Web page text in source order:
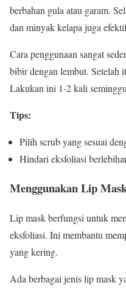
berbahan gula atau garam.
dan minyak kelapa juga
Cara penggunaan sangat
bibir dengan lembut. Setelah
Lakukan ini 1-2 kali
Tips:
Pilih scrub yang sesuai
Hindari eksfoliasi
Menggunakan Lip
Lip mask berfungsi untuk
eksfoliasi. Ini membantu
yang kering.
Ada berbagai jenis lip mask